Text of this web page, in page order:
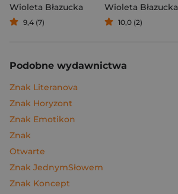
Wioleta Błazucka
9,4 (7)
Wioleta Błazucka
10,0 (2)
Podobne wydawnictwa
Znak Literanova
Znak Horyzont
Znak Emotikon
Znak
Otwarte
Znak JednymSłowem
Znak Koncept